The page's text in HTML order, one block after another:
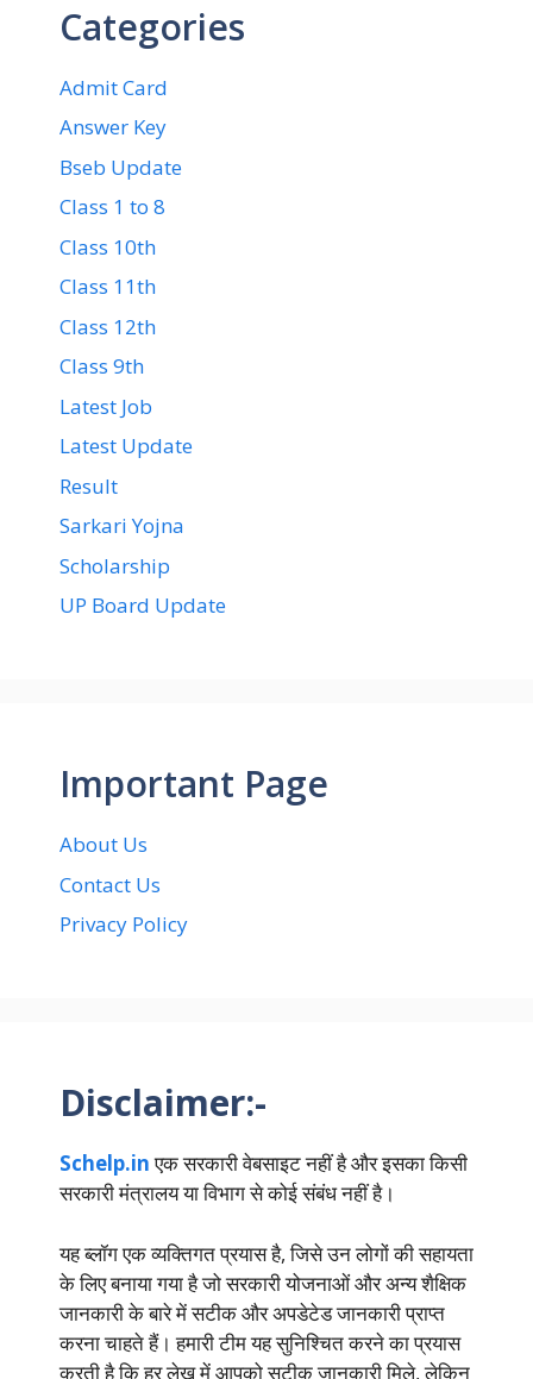
Categories
Admit Card
Answer Key
Bseb Update
Class 1 to 8
Class 10th
Class 11th
Class 12th
Class 9th
Latest Job
Latest Update
Result
Sarkari Yojna
Scholarship
UP Board Update
Important Page
About Us
Contact Us
Privacy Policy
Disclaimer:-
Schelp.inएक सरकारी वेबसाइट नहीं है और इसका किसी
सरकारी मंत्रालय या विभाग से कोई संबंध नहीं है।
यह ब्लॉग एक व्यक्तिगत प्रयास है, जिसे उन लोगों की सहायता
के लिए बनाया गया है जो सरकारी योजनाओं और अन्य शैक्षिक
जानकारी के बारे में सटीक और अपडेटेड जानकारी प्राप्त
करना चाहते हैं। हमारी टीम यह सुनिश्चित करने का प्रयास
करती है कि हर लेख में आपको सटीक जानकारी मिले, लेकिन